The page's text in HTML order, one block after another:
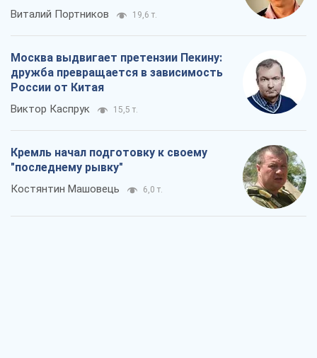
Виталий Портников 19,6 т.
Москва выдвигает претензии Пекину:
дружба превращается в зависимость
России от Китая
Виктор Каспрук 15,5 т.
Кремль начал подготовку к своему
"последнему рывку"
Костянтин Машовець 6,0 т.